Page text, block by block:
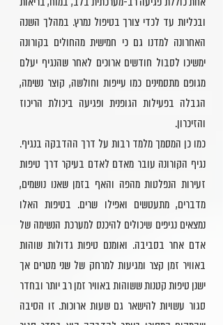
ובכליות עד לכדי צורך בטיפול נמרץ. במהלך השנה
האחרונה למדנו גם כי חמישית מהחולים בקורונה
ימשיכו לסבול חודשים ארוכים לאחר שהנגיף יעלם
מגופם מתסמינים כמו עייפות וחולשה, קוצר נשימה,
הגבלה בפעילות הגופנית ופגיעה ביכולת הריכוז
והזיכרון.
כמו כן המסמך מלמד רבות על דרך ההדבקה בנגיף.
נגיף הקורונה עובר מאדם לאדם בעיקר דרך טיפות
זעירות הנפלטות מהפה והאף בזמן שאנו נושמים,
מדברים, מתעטשים ואפילו שרים. בטיפות האלו
נמצאים נגיפים שיכולים להיכנס למערכת הנשימה של
אדם אחר בסביבה. ואומנם טיפות גדולות שוהות
באוויר זמן קצר ומגיעות למרחק של שני מטרים אך
ישנן טיפות קטנות ששוהות באוויר זמן רב יותר ובחדר
סגור עשויות להישאר גם שעות ארוכות. זו הסיבה